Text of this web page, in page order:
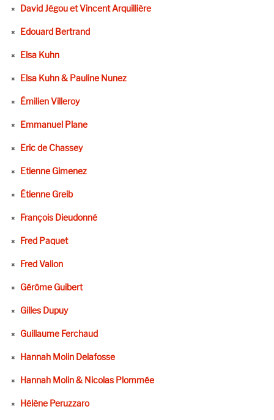
David Jégou et Vincent Arquillière
Edouard Bertrand
Elsa Kuhn
Elsa Kuhn & Pauline Nunez
Émilien Villeroy
Emmanuel Plane
Eric de Chassey
Etienne Gimenez
Étienne Greib
François Dieudonné
Fred Paquet
Fred Valion
Gérôme Guibert
Gilles Dupuy
Guillaume Ferchaud
Hannah Molin Delafosse
Hannah Molin & Nicolas Plommée
Hélène Peruzzaro